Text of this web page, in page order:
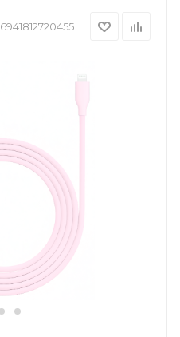
6941812720455